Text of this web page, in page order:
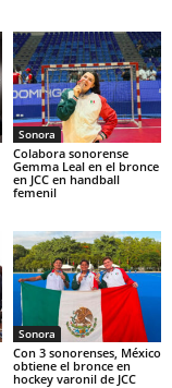
Sonora
Colabora sonorense
Gemma Leal en el bronce
en JCC en handball
femenil
Sonora
Con 3 sonorenses, México
obtiene el bronce en
hockey varonil de JCC